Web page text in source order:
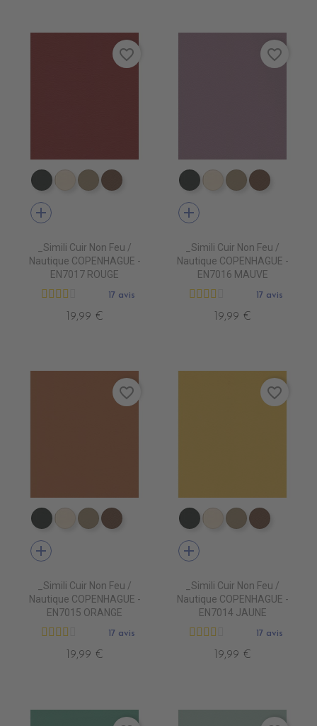
EN7005 VERT ANGLAIS
EN7001 CREME
EN7002 BEIGE
EN7003 BRUN
add
_Simili Cuir Non Feu /
Nautique COPENHAGUE -
EN7017 ROUGE
17 avis
19,99 €
favorite_border
EN7005 VERT ANGLAIS
EN7001 CREME
EN7002 BEIGE
EN7003
add
_Simili Cuir Non Feu /
Nautique COPENHAGUE -
EN7016 MAUVE
17 avis
19,99 €
favorite_border
EN7005 VERT ANGLAIS
EN7001 CREME
EN7002 BEIGE
EN7003 BRUN
add
_Simili Cuir Non Feu /
Nautique COPENHAGUE -
EN7015 ORANGE
17 avis
19,99 €
favorite_border
EN7005 VERT ANGLAIS
EN7001 CREME
EN7002 BEIGE
EN7003
add
_Simili Cuir Non Feu /
Nautique COPENHAGUE -
EN7014 JAUNE
17 avis
19,99 €
favorite_border